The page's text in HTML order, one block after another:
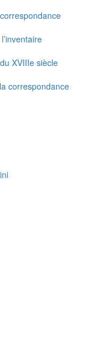
XVIIIe siècle
correspondance